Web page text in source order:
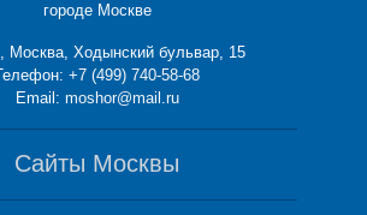
городе Москве
Москва, Ходынский бульвар, 15
+7 (499) 740-58-68
Email: moshor@mail.ru
Сайты Москвы